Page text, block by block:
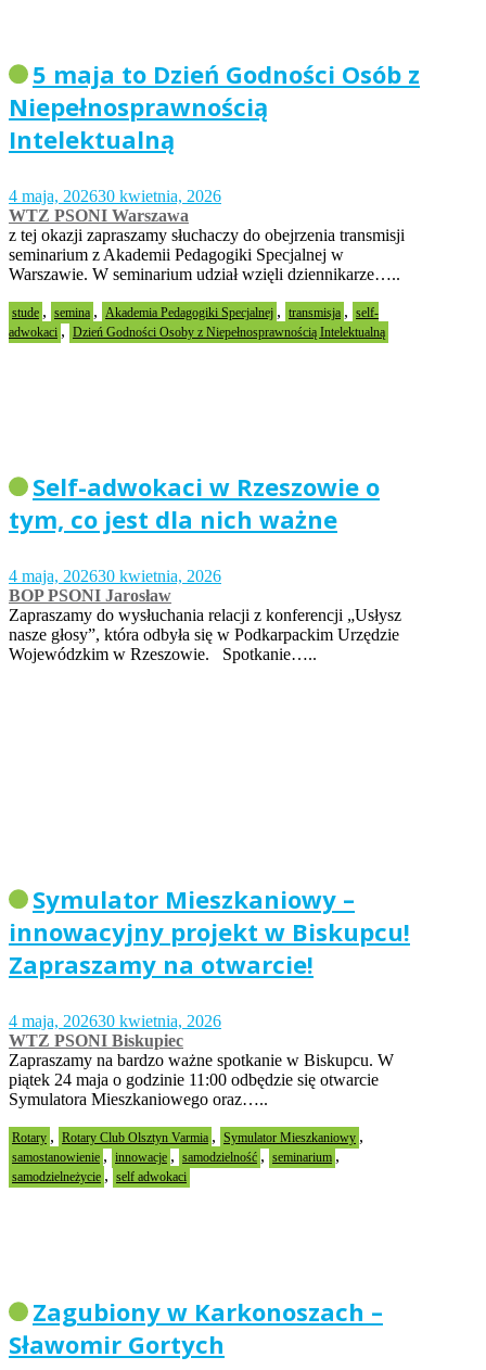
5 maja to Dzień Godności Osób z
Niepełnosprawnością
Intelektualną
4 maja, 202630 kwietnia, 2026
WTZ PSONI Warszawa
z tej okazji zapraszamy słuchaczy do obejrzenia transmisji
seminarium z Akademii Pedagogiki Specjalnej w
Warszawie. W seminarium udział wzięli dziennikarze…..
stude , semina , Akademia Pedagogiki Specjalnej , transmisja , self-
adwokaci , Dzień Godności Osoby z Niepełnosprawnością Intelektualną
Self-adwokaci w Rzeszowie o
tym, co jest dla nich ważne
4 maja, 202630 kwietnia, 2026
BOP PSONI Jarosław
Zapraszamy do wysłuchania relacji z konferencji „Usłysz
nasze głosy”, która odbyła się w Podkarpackim Urzędzie
Wojewódzkim w Rzeszowie. Spotkanie…..
Symulator Mieszkaniowy –
innowacyjny projekt w Biskupcu!
Zapraszamy na otwarcie!
4 maja, 202630 kwietnia, 2026
WTZ PSONI Biskupiec
Zapraszamy na bardzo ważne spotkanie w Biskupcu. W
piątek 24 maja o godzinie 11:00 odbędzie się otwarcie
Symulatora Mieszkaniowego oraz…..
Rotary , Rotary Club Olsztyn Varmia , Symulator Mieszkaniowy ,
samostanowienie , innowacje , samodzielność , seminarium ,
samodzielneżycie , self adwokaci
Zagubiony w Karkonoszach –
Sławomir Gortych